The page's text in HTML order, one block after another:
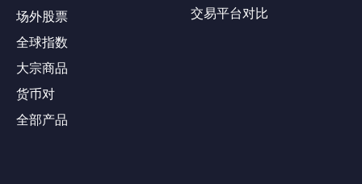
场外股票
全球指数
大宗商品
货币对
全部产品
交易平台对比